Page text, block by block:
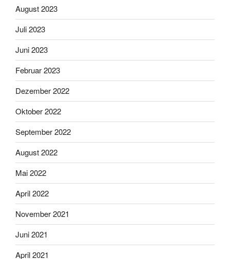
August 2023
Juli 2023
Juni 2023
Februar 2023
Dezember 2022
Oktober 2022
September 2022
August 2022
Mai 2022
April 2022
November 2021
Juni 2021
April 2021